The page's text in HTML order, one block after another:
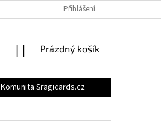
MOJE OBJEDNÁVKA
Přihlášení
NÁKUPNÍ
Prázdný košík
Komunita Sragicards.cz